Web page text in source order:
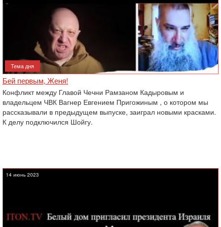
Тема дня
Бей первым, Женя!
Конфликт между Главой Чечни Рамзаном Кадыровым и
владельцем ЧВК Вагнер Евгением Пригожиным , о котором мы
рассказывали в предыдущем выпуске, заиграл новыми красками.
К делу подключился Шойгу.
14 июнь 2023